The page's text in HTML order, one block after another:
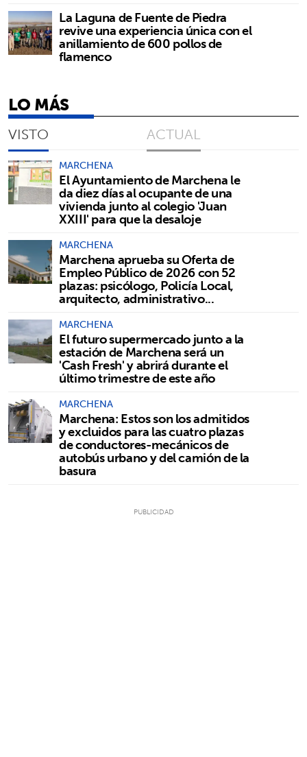
La Laguna de Fuente de Piedra
revive una experiencia única con el
anillamiento de 600 pollos de
flamenco
LO MÁS
VISTO ACTUAL
MARCHENA
El Ayuntamiento de Marchena le
da diez días al ocupante de una
vivienda junto al colegio 'Juan
XXIII' para que la desaloje
MARCHENA
Marchena aprueba su Oferta de
Empleo Público de 2026 con 52
plazas: psicólogo, Policía Local,
arquitecto, administrativo...
MARCHENA
El futuro supermercado junto a la
estación de Marchena será un
'Cash Fresh' y abrirá durante el
último trimestre de este año
MARCHENA
Marchena: Estos son los admitidos
y excluidos para las cuatro plazas
de conductores-mecánicos de
autobús urbano y del camión de la
basura